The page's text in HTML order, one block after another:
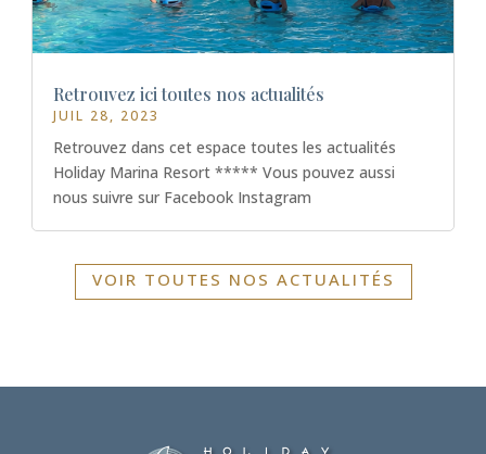
Retrouvez ici toutes nos actualités
JUIL 28, 2023
Retrouvez dans cet espace toutes les actualités
Holiday Marina Resort ***** Vous pouvez aussi
nous suivre sur Facebook Instagram
VOIR TOUTES NOS ACTUALITÉS